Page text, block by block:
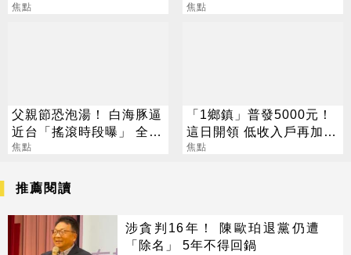
它不行
焦點
別亂拜
焦點
父親節恐泡湯！ 白海豚逼
近台「搖滾時段曝」 全台
雨彈開炸
焦點
「1鄉鎮」普發5000元！
這日開領 低收入戶再加碼
2000元
焦點
推薦閱讀
涉貪判16年！ 陳歐珀退黨仍遭
「除名」 5年不得回鍋